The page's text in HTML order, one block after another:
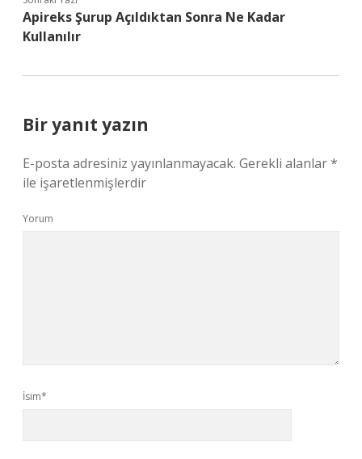
Apireks Şurup Açıldıktan Sonra Ne Kadar
Kullanılır
Bir yanıt yazın
E-posta adresiniz yayınlanmayacak. Gerekli alanlar*
ile işaretlenmişlerdir
Yorum
İsim*